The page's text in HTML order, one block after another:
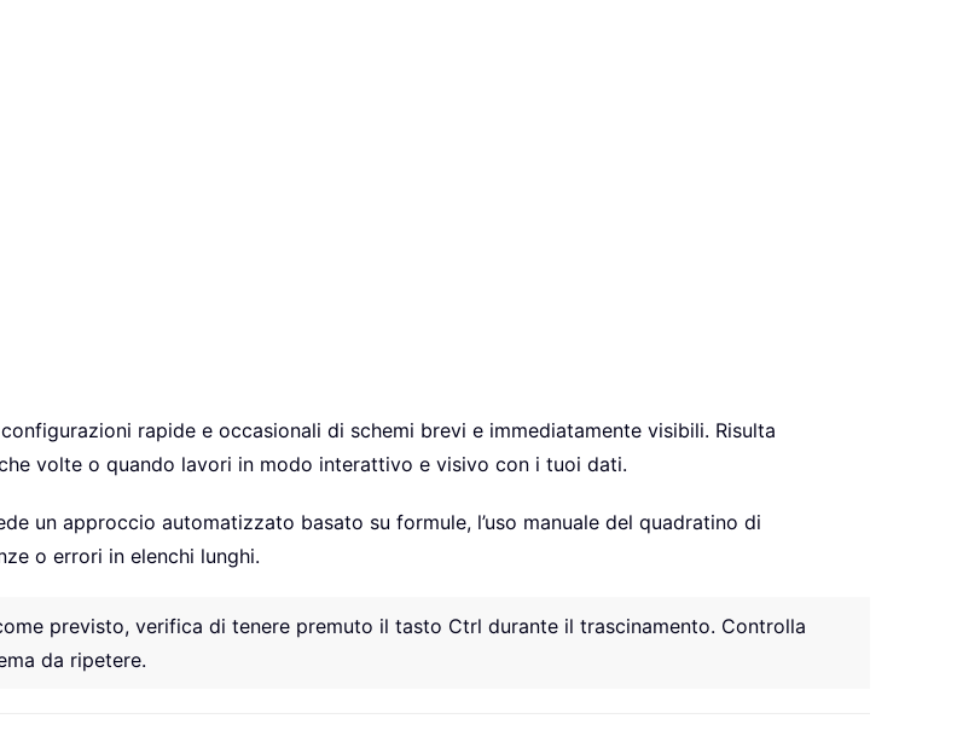
rapide e occasionali di schemi brevi e immediatamente visibili. Risulta
volte o quando lavori in modo interattivo e visivo con i tuoi dati.
un approccio automatizzato basato su formule, l’uso manuale del quadratino di
o errori in elenchi lunghi.
previsto, verifica di tenere premuto il tasto Ctrl durante il trascinamento. Controlla
da ripetere.